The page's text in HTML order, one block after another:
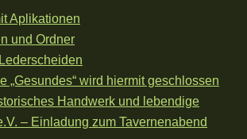
Aplikationen
und Ordner
„Gesundes“ wird hiermit geschlossen
Handwerk und lebendige
– Einladung zum Tavernenabend